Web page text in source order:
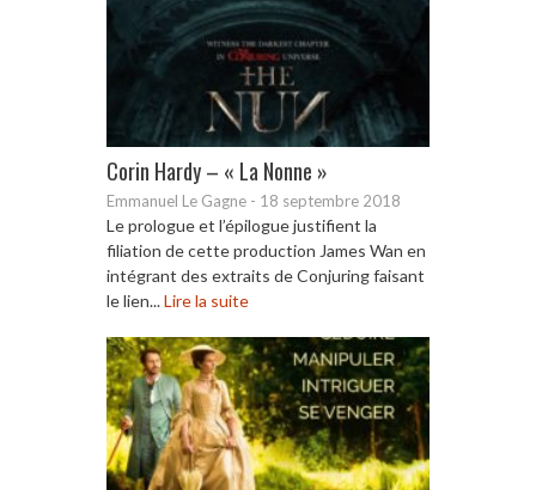
Corin Hardy – « La Nonne »
Emmanuel Le Gagne - 18 septembre 2018
Le prologue et l’épilogue justifient la
filiation de cette production James Wan en
intégrant des extraits de Conjuring faisant
le lien...Lire la suite